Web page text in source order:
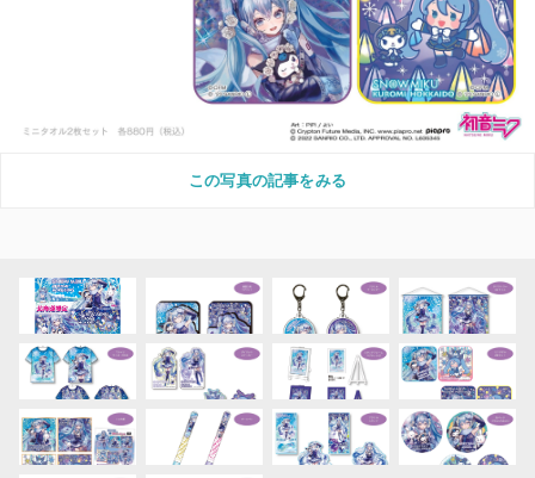
この写真の記事をみる